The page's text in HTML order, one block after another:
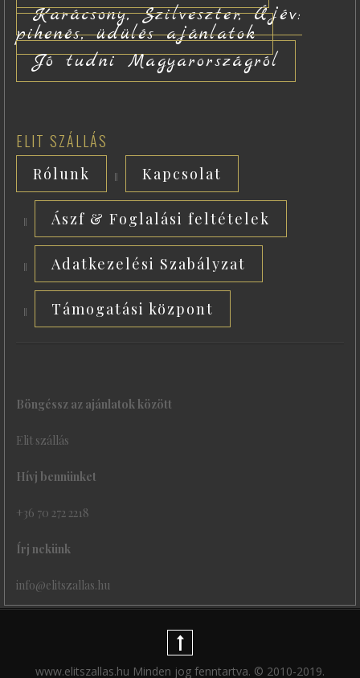
Karácsony, Szilveszter, Újév:
pihenés, üdülés ajánlatok
Jó tudni Magyarországról
ELIT SZÁLLÁS
Rólunk Kapcsolat
Ászf & Foglalási feltételek
Adatkezelési Szabályzat
Támogatási központ
Böngéssz az ajánlatok között
Elit szállás
Hívj bennünket
+36 70 272 2218
Írj nekünk
info@elitszallas.hu
www.elitszallas.hu Minden jog fenntartva. © 2010-2019.